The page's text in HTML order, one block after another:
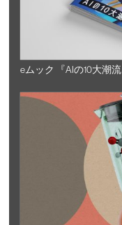
eムック 『AIの10大潮